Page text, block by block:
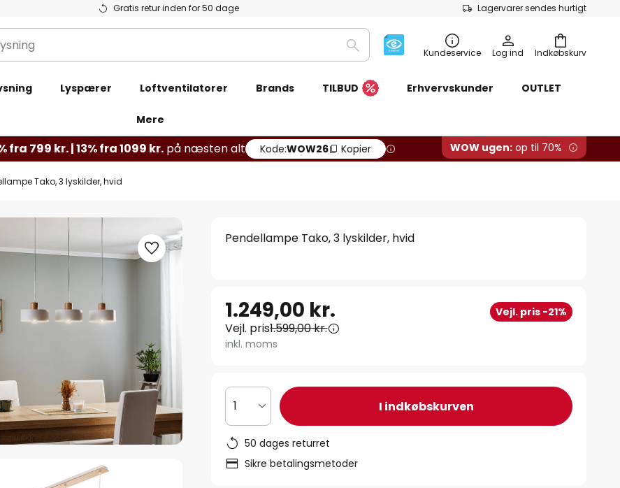
Gratis retur inden for 50 dage Lagervarer sendes hurtigt
Indkøbskurv
Søg Kundeservice Log ind
Lyspærer Loftventilatorer Brands TILBUD Erhvervskunder OUTLET
Mere
fra 799 kr. | 13% fra 1099 kr. på næsten alt Kode:WOW26 Kopier WOW ugen: op til 70%
Tako, 3 lyskilder, hvid
Pendellampe Tako, 3 lyskilder, hvid
1.249,00 kr. Vejl. pris -21%
Vejl. pris1.599,00 kr.
inkl. moms
1 I indkøbskurven
50 dages returret
Sikre betalingsmetoder